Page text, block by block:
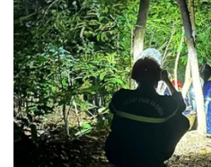
Pháp luật
Vụ án
Tin nóng
Tư vấn luật